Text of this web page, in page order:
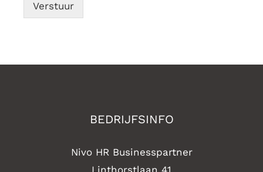
Verstuur
BEDRIJFSINFO
Nivo HR Businesspartner